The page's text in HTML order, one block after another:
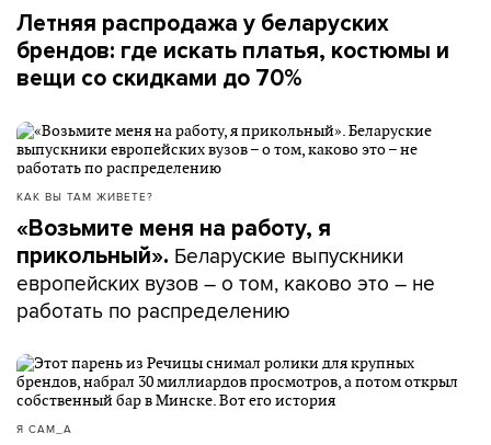
Летняя распродажа у беларуских
брендов: где искать платья, костюмы и
вещи со скидками до 70%
КАК ВЫ ТАМ ЖИВЕТЕ?
«Возьмите меня на работу, я
прикольный». Беларуские выпускники
европейских вузов – о том, каково это – не
работать по распределению
Я САМ_А